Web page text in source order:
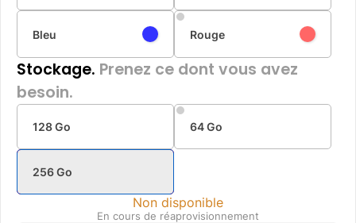
Bleu Rouge
Stockage. Prenez ce dont vous avez
besoin.
128 Go 64 Go
256 Go
Non disponible
En cours de réaprovisionnement